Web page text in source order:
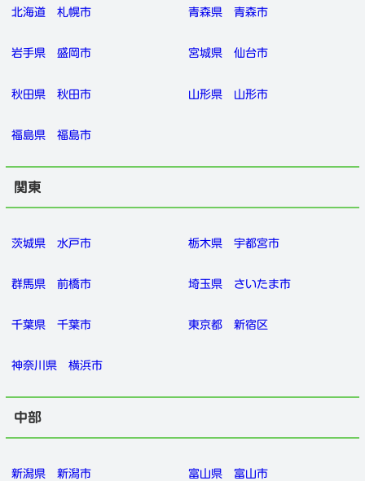
北海道 札幌市 青森県 青森市
岩手県 盛岡市 宮城県 仙台市
秋田県 秋田市 山形県 山形市
福島県 福島市
関東
茨城県 水戸市 栃木県 宇都宮市
群馬県 前橋市 埼玉県 さいたま市
千葉県 千葉市 東京都 新宿区
神奈川県 横浜市
中部
新潟県 新潟市 富山県 富山市